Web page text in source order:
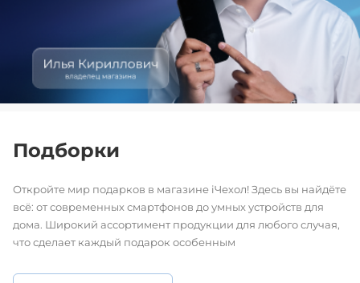
Подборки
Откройте мир подарков в магазине iЧехол! Здесь вы найдёте
всё: от современных смартфонов до умных устройств для
дома. Широкий ассортимент продукции для любого случая,
что сделает каждый подарок особенным